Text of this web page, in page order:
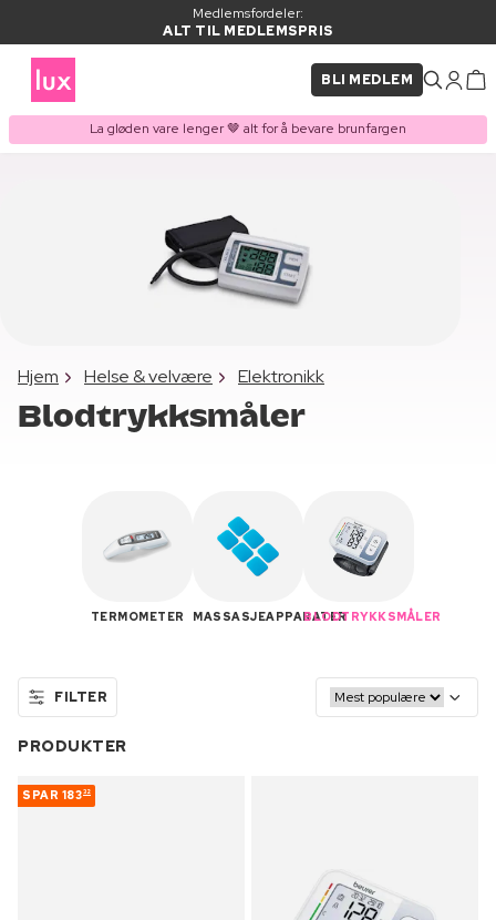
Medlemsfordeler:
ALT TIL MEDLEMSPRIS
BLI MEDLEM
La gløden vare lenger 🤎 alt for å bevare brunfargen
Hjem Helse & velvære Elektronikk
Blodtrykksmåler
TERMOMETER MASSASJEAPPARATERBLODTRYKKSMÅLER
FILTER
PRODUKTER
SPAR 18332